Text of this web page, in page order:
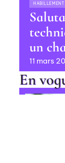
HABILLEMENT
un
11 mars
En